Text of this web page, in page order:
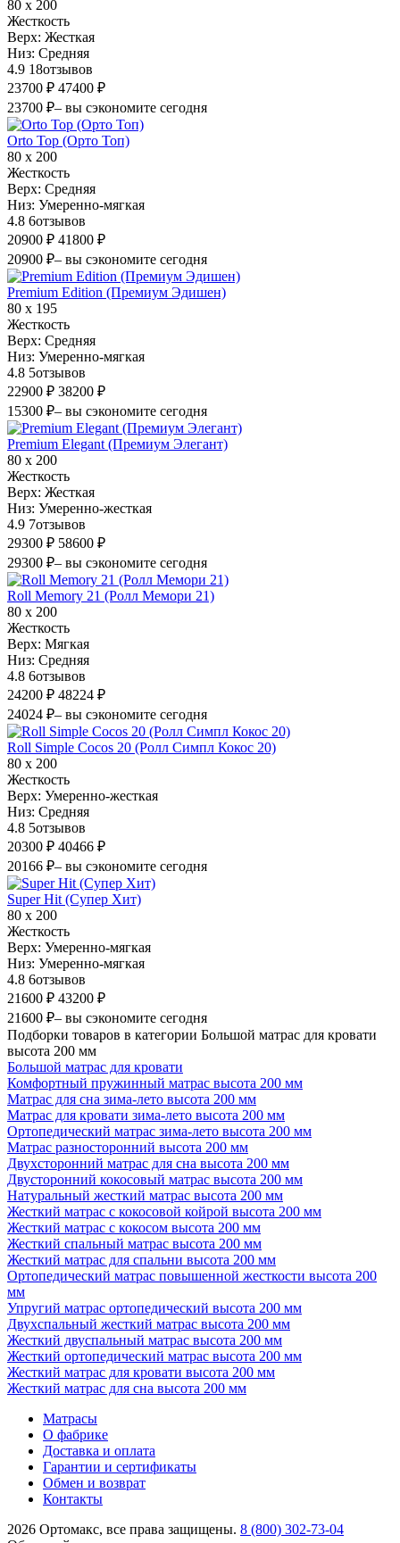
80 х 200
Жесткость
Верх: Жесткая
Низ: Средняя
4.9 18отзывов
23700 ₽ 47400 ₽
23700 ₽– вы сэкономите сегодня
Orto Top (Орто Топ)
80 х 200
Жесткость
Верх: Средняя
Низ: Умеренно-мягкая
4.8 6отзывов
20900 ₽ 41800 ₽
20900 ₽– вы сэкономите сегодня
Premium Edition (Премиум Эдишен)
80 х 195
Жесткость
Верх: Средняя
Низ: Умеренно-мягкая
4.8 5отзывов
22900 ₽ 38200 ₽
15300 ₽– вы сэкономите сегодня
Premium Elegant (Премиум Элегант)
80 х 200
Жесткость
Верх: Жесткая
Низ: Умеренно-жесткая
4.9 7отзывов
29300 ₽ 58600 ₽
29300 ₽– вы сэкономите сегодня
Roll Memory 21 (Ролл Мемори 21)
80 х 200
Жесткость
Верх: Мягкая
Низ: Средняя
4.8 6отзывов
24200 ₽ 48224 ₽
24024 ₽– вы сэкономите сегодня
Roll Simple Cocos 20 (Ролл Симпл Кокос 20)
80 х 200
Жесткость
Верх: Умеренно-жесткая
Низ: Средняя
4.8 5отзывов
20300 ₽ 40466 ₽
20166 ₽– вы сэкономите сегодня
Super Hit (Супер Хит)
80 х 200
Жесткость
Верх: Умеренно-мягкая
Низ: Умеренно-мягкая
4.8 6отзывов
21600 ₽ 43200 ₽
21600 ₽– вы сэкономите сегодня
Подборки товаров в категории Большой матрас для кровати
высота 200 мм
Большой матрас для кровати
Комфортный пружинный матрас высота 200 мм
Матрас для сна зима-лето высота 200 мм
Матрас для кровати зима-лето высота 200 мм
Ортопедический матрас зима-лето высота 200 мм
Матрас разносторонний высота 200 мм
Двухсторонний матрас для сна высота 200 мм
Двусторонний кокосовый матрас высота 200 мм
Натуральный жесткий матрас высота 200 мм
Жесткий матрас с кокосовой койрой высота 200 мм
Жесткий матрас с кокосом высота 200 мм
Жесткий спальный матрас высота 200 мм
Жесткий матрас для спальни высота 200 мм
Ортопедический матрас повышенной жесткости высота 200
мм
Упругий матрас ортопедический высота 200 мм
Двухспальный жесткий матрас высота 200 мм
Жесткий двуспальный матрас высота 200 мм
Жесткий ортопедический матрас высота 200 мм
Жесткий матрас для кровати высота 200 мм
Жесткий матрас для сна высота 200 мм
Матрасы
О фабрике
Доставка и оплата
Гарантии и сертификаты
Обмен и возврат
Контакты
2026 Ортомакс, все права защищены. 8 (800) 302-73-04